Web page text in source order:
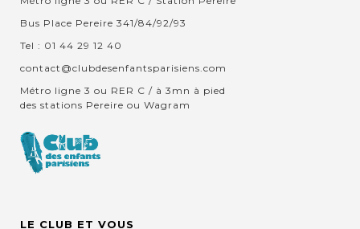
Bus Place Pereire 341/84/92/93
Tel : 01 44 29 12 40
contact@clubdesenfantsparisiens.com
Métro ligne 3 ou RER C / à 3mn à pied
des stations Pereire ou Wagram
LE CLUB ET VOUS